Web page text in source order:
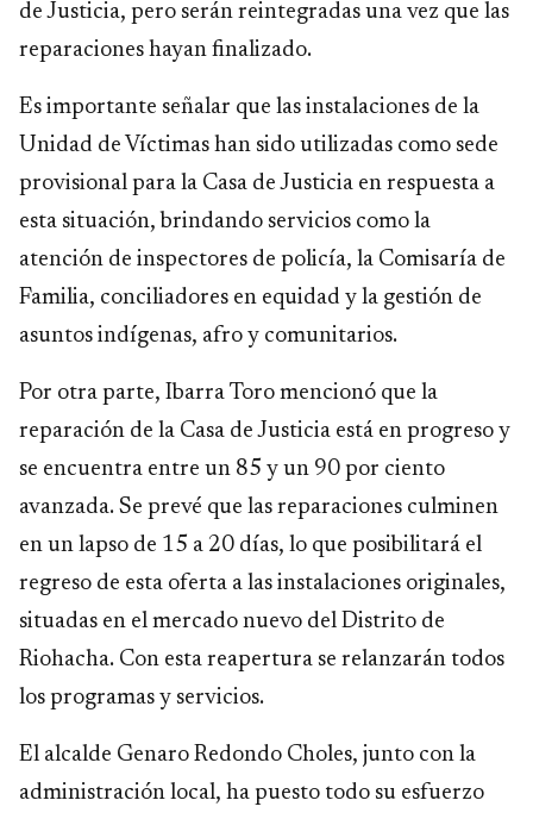
de Justicia, pero serán reintegradas una vez que las
reparaciones hayan finalizado.
Es importante señalar que las instalaciones de la
Unidad de Víctimas han sido utilizadas como sede
provisional para la Casa de Justicia en respuesta a
esta situación, brindando servicios como la
atención de inspectores de policía, la Comisaría de
Familia, conciliadores en equidad y la gestión de
asuntos indígenas, afro y comunitarios.
Por otra parte, Ibarra Toro mencionó que la
reparación de la Casa de Justicia está en progreso y
se encuentra entre un 85 y un 90 por ciento
avanzada. Se prevé que las reparaciones culminen
en un lapso de 15 a 20 días, lo que posibilitará el
regreso de esta oferta a las instalaciones originales,
situadas en el mercado nuevo del Distrito de
Riohacha. Con esta reapertura se relanzarán todos
los programas y servicios.
El alcalde Genaro Redondo Choles, junto con la
administración local, ha puesto todo su esfuerzo